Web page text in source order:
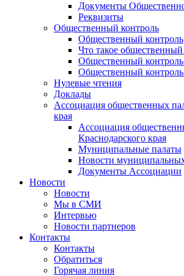
Документы
Реквизиты
Общественный контроль
Общественный контроль
Что такое общественный
Общественный
Общественный
Нулевые чтения
Доклады
Ассоциация общественных
края
Ассоциация
Краснодарского края
Муниципальные палаты
Новости
Документы Ассоциации
Новости
Новости
Мы в СМИ
Интервью
Новости партнеров
Контакты
Контакты
Обратиться
Горячая линия